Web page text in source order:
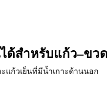
ด้สำหรับแก้ว–ขว
แก้วเย็นที่มีน้ำเกาะด้านนอก